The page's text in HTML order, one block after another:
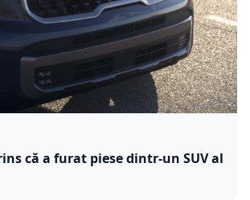
că a furat piese dintr-un SUV al